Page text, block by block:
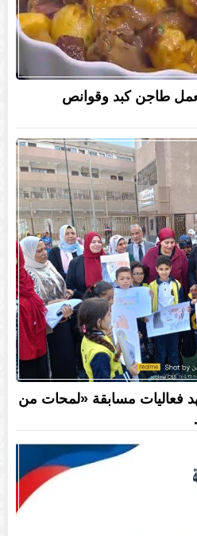
طاجن كبد وقوانص
فعاليات مسابقة «لمحات من